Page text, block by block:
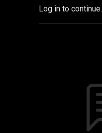
Log in to continue.